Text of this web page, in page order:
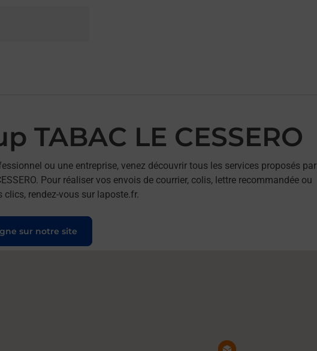
TABAC LE CESSERO
ou une entreprise, venez découvrir tous les services proposés par
Pour réaliser vos envois de courrier, colis, lettre recommandée ou
rendez-vous sur laposte.fr.
sur notre site
Pin de la carte